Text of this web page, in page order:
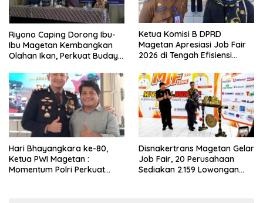
Riyono Caping Dorong Ibu-
Ibu Magetan Kembangkan
Olahan Ikan, Perkuat Budaya
Ketua Komisi B DPRD
Magetan Apresiasi Job Fair
2026 di Tengah Efisiensi
Hari Bhayangkara ke-80,
Ketua PWI Magetan :
Momentum Polri Perkuat
Disnakertrans Magetan Gelar
Job Fair, 20 Perusahaan
Sediakan 2.159 Lowongan